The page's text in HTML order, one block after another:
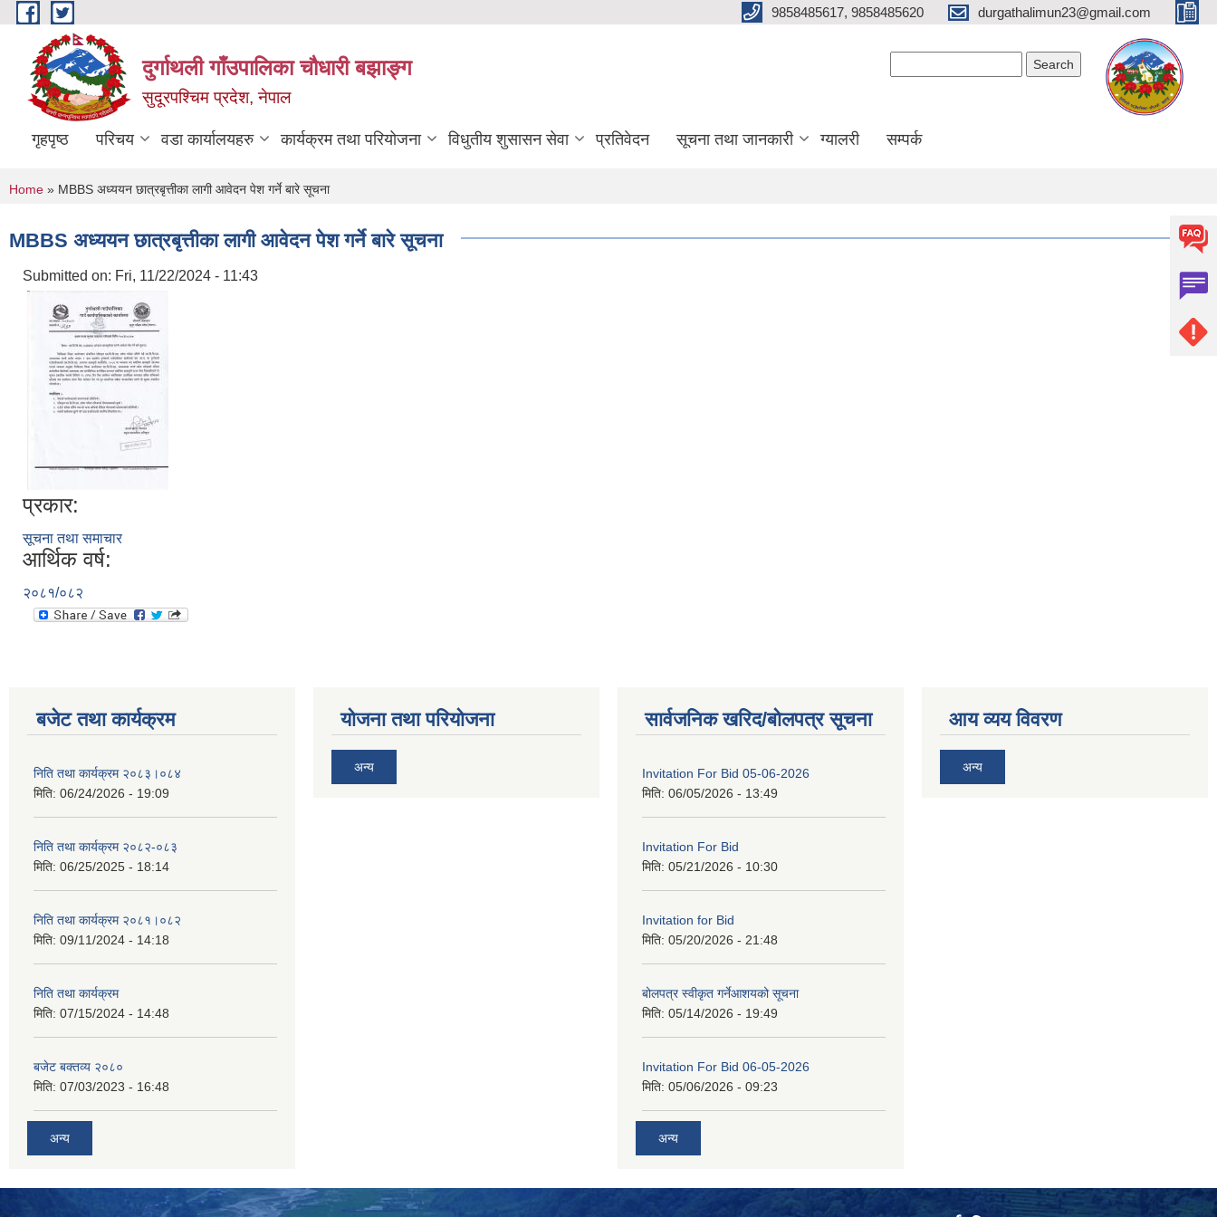
Skip to main content 9858485617, 9858485620 durgathalimun23@gmail.com
दुर्गाथली गाँउपालिका चौधारी बझाङ्ग
सुदूरपश्चिम प्रदेश, नेपाल
गृहपृष्ठ परिचय वडा कार्यालयहरु कार्यक्रम तथा परियोजना विधुतीय शुसासन सेवा प्रतिवेदन सूचना तथा जानकारी ग्यालरी सम्पर्क
You are here
Home » MBBS अध्ययन छात्रबृत्तीका लागी आवेदन पेश गर्ने बारे सूचना
MBBS अध्ययन छात्रबृत्तीका लागी आवेदन पेश गर्ने बारे सूचना
Submitted on: Fri, 11/22/2024 - 11:43
प्रकार:
सूचना तथा समाचार
आर्थिक वर्ष:
२०८१/०८२
बजेट तथा कार्यक्रम
निति तथा कार्यक्रम २०८३।०८४
मिति: 06/24/2026 - 19:09
निति तथा कार्यक्रम २०८२-०८३
मिति: 06/25/2025 - 18:14
निति तथा कार्यक्रम २०८१।०८२
मिति: 09/11/2024 - 14:18
निति तथा कार्यक्रम
मिति: 07/15/2024 - 14:48
बजेट बक्तव्य २०८०
मिति: 07/03/2023 - 16:48
अन्य
योजना तथा परियोजना
अन्य
सार्वजनिक खरिद/बोलपत्र सूचना
Invitation For Bid 05-06-2026
मिति: 06/05/2026 - 13:49
Invitation For Bid
मिति: 05/21/2026 - 10:30
Invitation for Bid
मिति: 05/20/2026 - 21:48
बोलपत्र स्वीकृत गर्नेआशयको सूचना
मिति: 05/14/2026 - 19:49
Invitation For Bid 06-05-2026
मिति: 05/06/2026 - 09:23
अन्य
आय व्यय विवरण
अन्य